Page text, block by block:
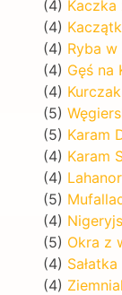
(4) Kaczka
(4)
(4) Ryba
(4) Gęś na
(4)
(5)
(5) Karam
(4) Karam
(4)
(5)
(4)
(5) Okra z
(4)
(4)